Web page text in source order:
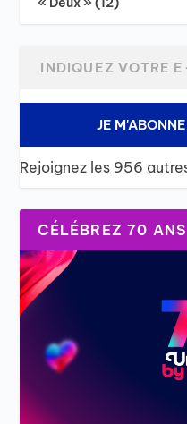
JE
Rejoignez les 956
CÉLÉBREZ 70